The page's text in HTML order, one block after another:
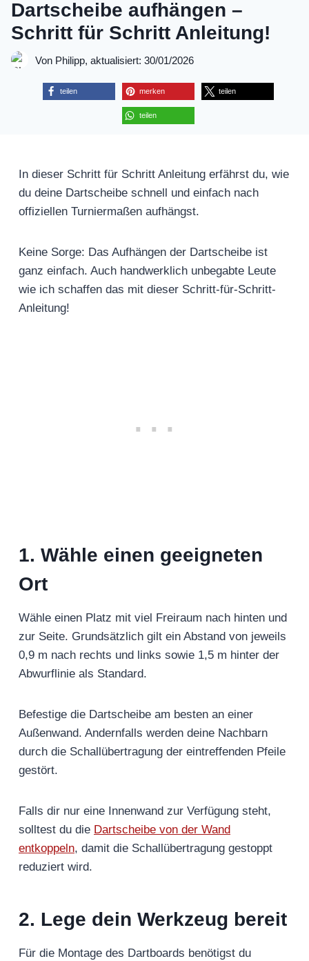
Dartscheibe aufhängen –
Schritt für Schritt Anleitung!
Von Philipp, aktualisiert: 30/01/2026
teilen merken teilen
teilen
In dieser Schritt für Schritt Anleitung erfährst du, wie
du deine Dartscheibe schnell und einfach nach
offiziellen Turniermaßen aufhängst.
Keine Sorge: Das Aufhängen der Dartscheibe ist
ganz einfach. Auch handwerklich unbegabte Leute
wie ich schaffen das mit dieser Schritt-für-Schritt-
Anleitung!
1. Wähle einen geeigneten
Ort
Wähle einen Platz mit viel Freiraum nach hinten und
zur Seite. Grundsätzlich gilt ein Abstand von jeweils
0,9 m nach rechts und links sowie 1,5 m hinter der
Abwurflinie als Standard.
Befestige die Dartscheibe am besten an einer
Außenwand. Andernfalls werden deine Nachbarn
durch die Schallübertragung der eintreffenden Pfeile
gestört.
Falls dir nur eine Innenwand zur Verfügung steht,
solltest du die Dartscheibe von der Wand
entkoppeln, damit die Schallübertragung gestoppt
reduziert wird.
2. Lege dein Werkzeug bereit
Für die Montage des Dartboards benötigst du